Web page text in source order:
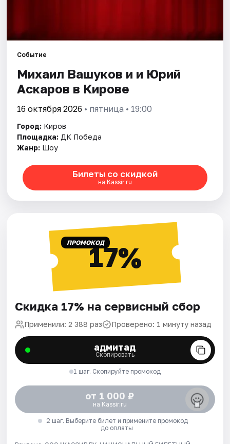
Событие
Михаил Вашуков и и Юрий
Аскаров в Кирове
16 октября 2026 • пятница • 19:00
Город: Киров
Площадка: ДК Победа
Жанр: Шоу
Билеты со скидкой
на Kassir.ru
ПРОМОКОД17%
Скидка 17% на сервисный сбор
Применили: 2 388 раз Проверено: 1 минуту назад
адмитад
Скопировать
1 шаг. Скопируйте промокод
от 1 000 ₽
на Kassir.ru
2 шаг. Выберите билет и примените промокод
до оплаты